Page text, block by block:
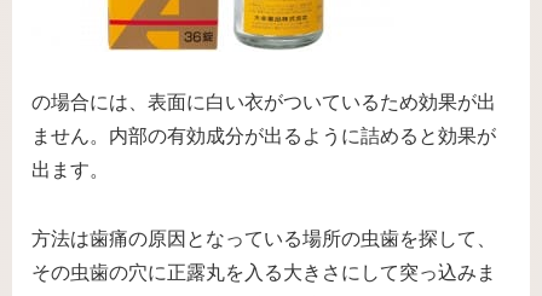
の場合には、表面に白い衣がついているため効果が出
ません。内部の有効成分が出るように詰めると効果が
出ます。
方法は歯痛の原因となっている場所の虫歯を探して、
その虫歯の穴に正露丸を入る大きさにして突っ込みま